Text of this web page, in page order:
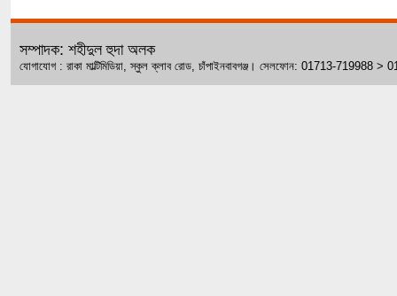
সম্পাদক: শহীদুল হুদা অলক
যোগাযোগ : রাকা মাল্টিমিডিয়া, স্কুল ক্লাব রোড, চাঁপাইনবাবগঞ্জ। সেলফোন: 01713-